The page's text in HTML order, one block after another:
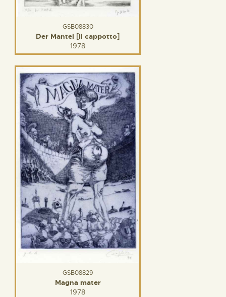
GSB08830
Der Mantel [Il cappotto]
1978
GSB08829
Magna mater
1978